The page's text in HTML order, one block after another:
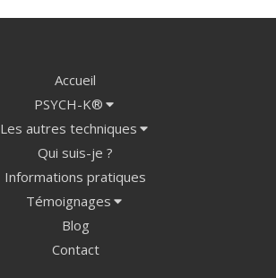
Accueil
PSYCH-K®
Les autres techniques
Qui suis-je ?
Informations pratiques
Témoignages
Blog
Contact